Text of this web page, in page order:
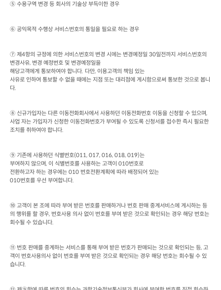
⑤ 수용구역 변경 등 회사의 기술상 부득이한 경우
⑥ 공익목적 수행상 서비스번호의 통일을 필요로 하는 경우
⑦ 제 4항의 규정에 의한 서비스번호의 변경 시에는 변경예정일 30일전까지 서비스번호의
변경사유, 변경 예정번호 및 변경예정일을
해당고객에게 통보하여야 합니다. 다만, 이용고객의 책임 있는
사유로 인하여 통보할 수 없을 때에는 지점 또는 대리점에 게시함으로써 통보한 것으로 봅니
다.
⑧ 신규가입자는 다른 이동전화회사에서 사용하던 이동전화번호 이동을 신청할 수 있으며
사업 자는 가입자가 신청한 이동전화번호가 부여될 수 있도록 신청서를 접수한 즉시 필요한
조치를 취하여야 합니다.
⑨ 기존에 사용하던 식별번호(011, 017, 016, 018, 019)는
부여하지 않으며, 이 식별번호를 사용하는 고객이 010번호로
전환하고자 하는 경우에는 010 번호전환계획에 따라 배정되어 있는
010번호를 우선 부여합니다.
⑩ 고객이 본 조에 따라 부여 받은 번호를 판매하거나 번호 판매 중계서비스에 게시하는 등
의 행위를 할 경우, 번호사용 의사 없이 번호를 부여 받은 것으로 확인되는 경우 해당 번호는
회수될 수 있습니다.
⑪ 번호 판매를 중계하는 서비스를 통해 부여 받은 번호가 판매되는 것으로 확인되는 등, 고
객이 번호사용의사 없이 번호를 부여 받은 것으로 확인되는 경우 해당 번호는 회수될 수 있
습니다.